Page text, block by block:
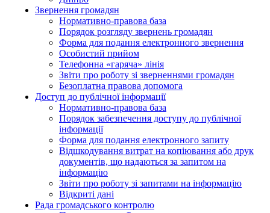
Звернення громадян
Нормативно-правова база
Порядок розгляду звернень громадян
Форма для подання електронного звернення
Особистий прийом
Телефонна «гаряча» лінія
Звіти про роботу зі зверненнями громадян
Безоплатна правова допомога
Доступ до публічної інформації
Нормативно-правова база
Порядок забезпечення доступу до публічної
інформації
Форма для подання електронного запиту
Відшкодування витрат на копіювання або друк
документів, що надаються за запитом на
інформацію
Звіти про роботу зі запитами на інформацію
Відкриті дані
Рада громадського контролю